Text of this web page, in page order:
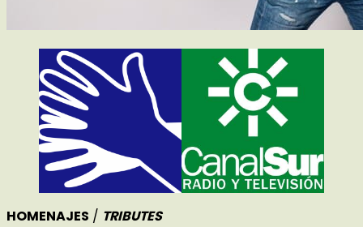
HOMENAJES / TRIBUTES